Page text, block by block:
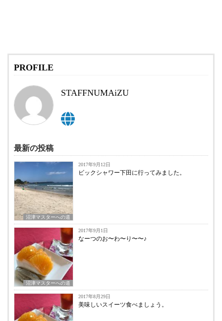
PROFILE
STAFFNUMAiZU
最新の投稿
沼津マスターへの道
2017年9月12日
ビックシャワー下田に行ってみました。
沼津マスターへの道
2017年9月1日
なーつのお〜わ〜り〜〜♪
2017年8月29日
美味しいスイーツ食べましょう。